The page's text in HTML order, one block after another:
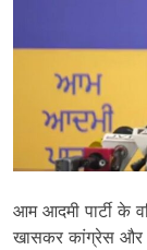
आम आदमी पार्टी के
खासकर कांग्रेस और